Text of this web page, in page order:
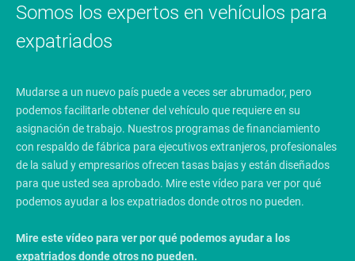
Somos los expertos en vehículos para
expatriados
Mudarse a un nuevo país puede a veces ser abrumador, pero
podemos facilitarle obtener del vehículo que requiere en su
asignación de trabajo. Nuestros programas de financiamiento
con respaldo de fábrica para ejecutivos extranjeros, profesionales
de la salud y empresarios ofrecen tasas bajas y están diseñados
para que usted sea aprobado. Mire este vídeo para ver por qué
podemos ayudar a los expatriados donde otros no pueden.
Mire este vídeo para ver por qué podemos ayudar a los
expatriados donde otros no pueden.